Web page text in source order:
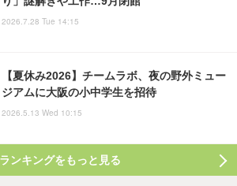
2026.7.28 Tue 14:15
【夏休み2026】チームラボ、夜の野外ミュー
ジアムに大阪の小中学生を招待
2026.5.13 Wed 10:15
ランキングをもっと見る